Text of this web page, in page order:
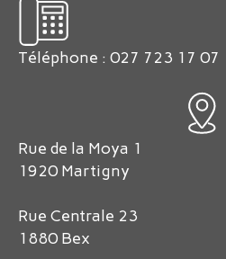
Téléphone : 027 723 17 07
Rue de la Moya 1
1920 Martigny
Rue Centrale 23
1880 Bex